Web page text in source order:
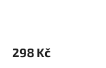
298 Kč